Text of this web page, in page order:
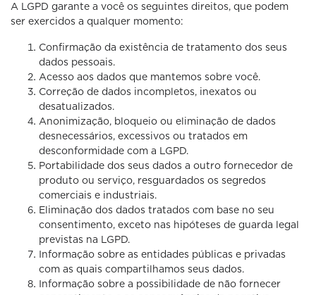
A LGPD garante a você os seguintes direitos, que podem
ser exercidos a qualquer momento:
Confirmação da existência de tratamento dos seus
dados pessoais.
Acesso aos dados que mantemos sobre você.
Correção de dados incompletos, inexatos ou
desatualizados.
Anonimização, bloqueio ou eliminação de dados
desnecessários, excessivos ou tratados em
desconformidade com a LGPD.
Portabilidade dos seus dados a outro fornecedor de
produto ou serviço, resguardados os segredos
comerciais e industriais.
Eliminação dos dados tratados com base no seu
consentimento, exceto nas hipóteses de guarda legal
previstas na LGPD.
Informação sobre as entidades públicas e privadas
com as quais compartilhamos seus dados.
Informação sobre a possibilidade de não fornecer